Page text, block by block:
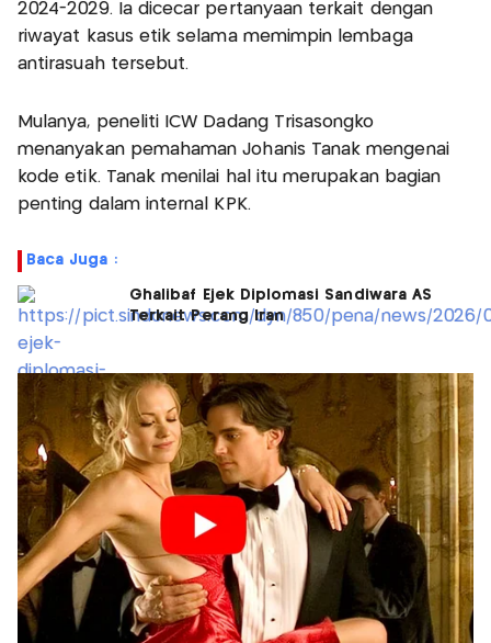
2024-2029. Ia dicecar pertanyaan terkait dengan
riwayat kasus etik selama memimpin lembaga
antirasuah tersebut.
Mulanya, peneliti ICW Dadang Trisasongko
menanyakan pemahaman Johanis Tanak mengenai
kode etik. Tanak menilai hal itu merupakan bagian
penting dalam internal KPK.
Baca Juga :
Ghalibaf Ejek Diplomasi Sandiwara AS
Terkait Perang Iran